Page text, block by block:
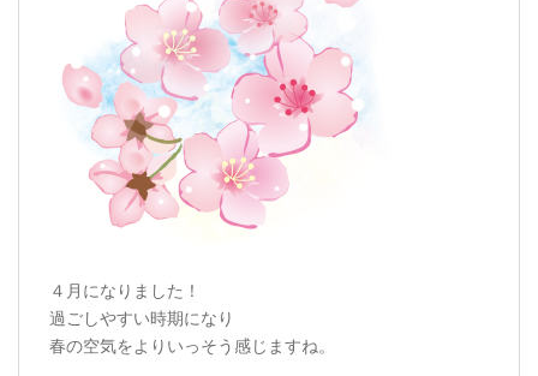
４月になりました！
過ごしやすい時期になり
春の空気をよりいっそう感じますね。